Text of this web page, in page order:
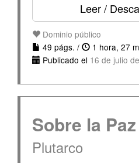
Leer /
Dominio público
49 págs. /
1 hora, 27
Publicado el 16 de julio
Sobre la
Plutarco